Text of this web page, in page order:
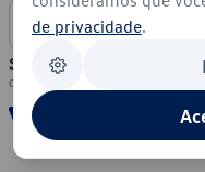
Segurança
de privacidade.